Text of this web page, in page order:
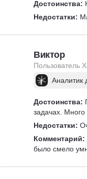
Достоинства:
Недостатки:
Виктор
Пользователь
Аналитик
Достоинства:
задачах. Много
Недостатки:
Комментарий:
было смело